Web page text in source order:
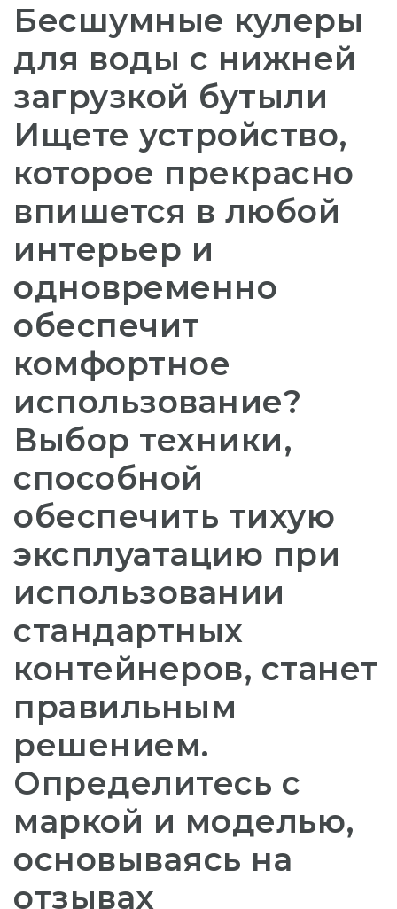
Бесшумные кулеры
для воды с нижней
загрузкой бутыли
Ищете устройство,
которое прекрасно
впишется в любой
интерьер и
одновременно
обеспечит
комфортное
использование?
Выбор техники,
способной
обеспечить тихую
эксплуатацию при
использовании
стандартных
контейнеров, станет
правильным
решением.
Определитесь с
маркой и моделью,
основываясь на
отзывах